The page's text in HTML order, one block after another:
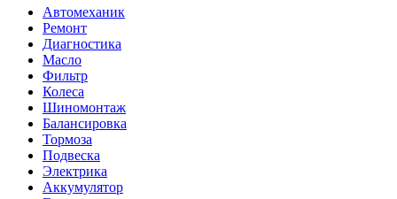
Автомеханик
Ремонт
Диагностика
Масло
Фильтр
Колеса
Шиномонтаж
Балансировка
Тормоза
Подвеска
Электрика
Аккумулятор